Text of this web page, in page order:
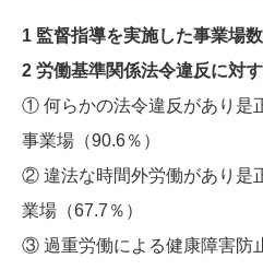
1 監督指導を実施した事業場
2 労働基準関係法令違反に対
① 何らかの法令違反があり是
事業場（90.6％）
② 違法な時間外労働があり是
業場（67.7％）
③ 過重労働による健康障害防